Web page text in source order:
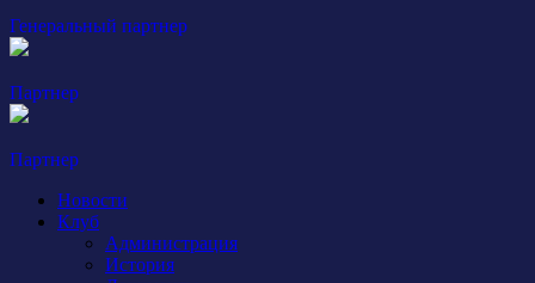
Генеральный партнер
Партнер
Партнер
Новости
Клуб
Администрация
История